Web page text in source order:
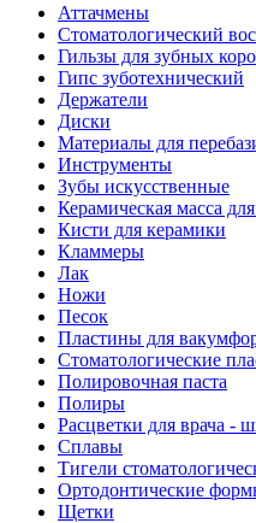
Аттачмены
Стоматологический
Гильзы для зубных
Гипс зуботехнический
Держатели
Диски
Материалы для
Инструменты
Зубы искусственные
Керамическая масса
Кисти для керамики
Кламмеры
Лак
Ножи
Песок
Пластины для
Стоматологические
Полировочная паста
Полиры
Расцветки для врача -
Сплавы
Тигели
Ортодонтические
Щетки